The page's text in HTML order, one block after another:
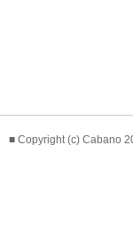
■ Copyright (c) Cabano